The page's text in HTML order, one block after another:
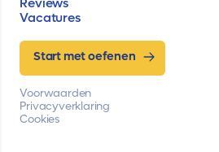
Vacatures
Start met oefenen
Voorwaarden
Privacyverklaring
Cookies